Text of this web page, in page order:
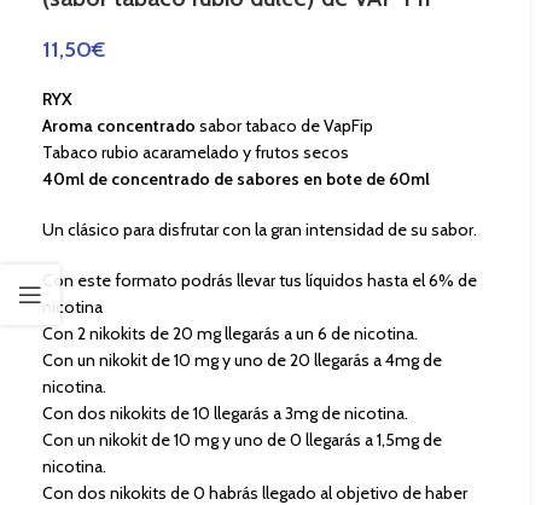
11,50€
RYX
Aroma concentrado sabor tabaco de VapFip
Tabaco rubio acaramelado y frutos secos
40ml de concentrado de sabores en bote de 60ml
Un clásico para disfrutar con la gran intensidad de su sabor.
Con este formato podrás llevar tus líquidos hasta el 6% de
nicotina
Con 2 nikokits de 20 mg llegarás a un 6 de nicotina.
Con un nikokit de 10 mg y uno de 20 llegarás a 4mg de
nicotina.
Con dos nikokits de 10 llegarás a 3mg de nicotina.
Con un nikokit de 10 mg y uno de 0 llegarás a 1,5mg de
nicotina.
Con dos nikokits de 0 habrás llegado al objetivo de haber